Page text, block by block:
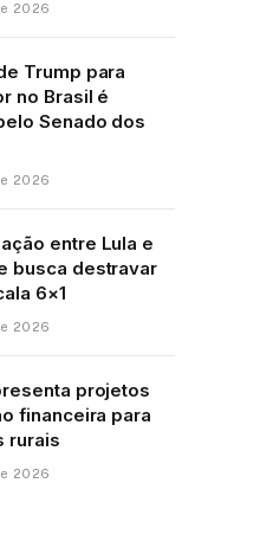
2026
Trump para
no Brasil é
Senado dos
2026
entre Lula e
busca destravar
6×1
2026
projetos
financeira para
rurais
2026